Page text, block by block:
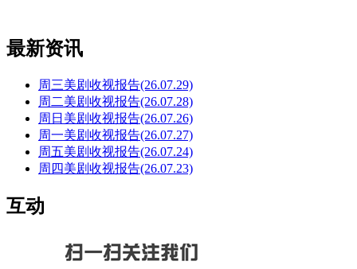
最新资讯
周三美剧收视报告(26.07.29)
周二美剧收视报告(26.07.28)
周日美剧收视报告(26.07.26)
周一美剧收视报告(26.07.27)
周五美剧收视报告(26.07.24)
周四美剧收视报告(26.07.23)
互动